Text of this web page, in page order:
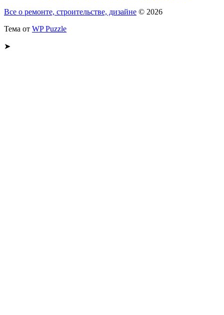
Все о ремонте, строительстве, дизайне © 2026
Тема от WP Puzzle
➤